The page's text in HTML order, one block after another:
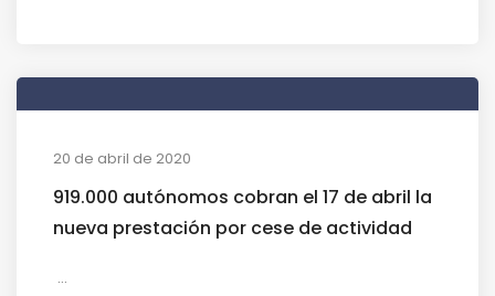
20 de abril de 2020
919.000 autónomos cobran el 17 de abril la
nueva prestación por cese de actividad
...